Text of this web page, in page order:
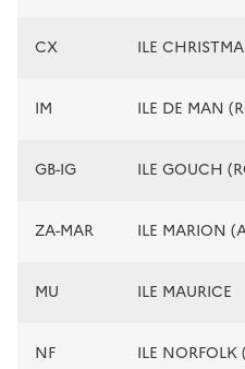
CX ILE
IM ILE DE MAN
GB-IG ILE GOUCH
ZA-MAR ILE MARION
MU ILE MAURICE
NF ILE NORFOLK